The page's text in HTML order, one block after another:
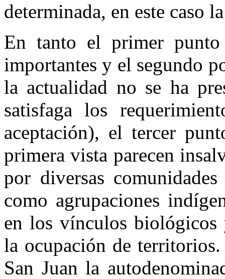
determinada, en este caso
En tanto el primer punto
importantes y el segundo
la actualidad no se ha
satisfaga los
aceptación), el tercer
primera vista parecen
por diversas
como agrupaciones
en los vínculos
la ocupación de
San Juan la